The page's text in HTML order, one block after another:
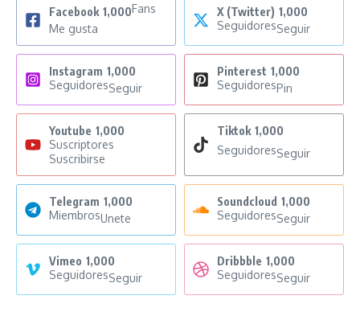
Facebook 1,000Fans
Me gusta
X (Twitter) 1,000
SeguidoresSeguir
Instagram 1,000
SeguidoresSeguir
Pinterest 1,000
SeguidoresPin
Youtube 1,000
Suscriptores
Suscribirse
Tiktok 1,000
SeguidoresSeguir
Telegram 1,000
MiembrosUnete
Soundcloud 1,000
SeguidoresSeguir
Vimeo 1,000
SeguidoresSeguir
Dribbble 1,000
SeguidoresSeguir